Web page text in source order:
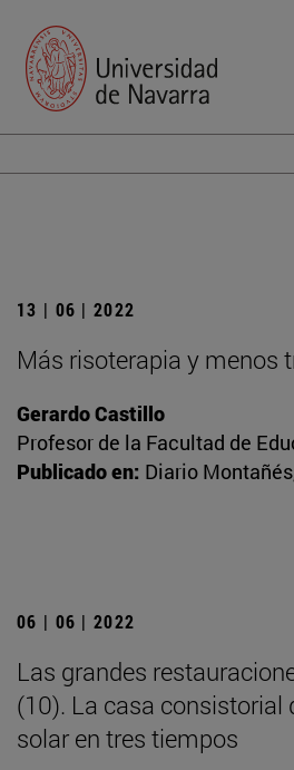
13 | 06 | 2022
Más risoterapia y menos
Gerardo Castillo
Profesor de la Facultad de
Publicado en: Diario
06 | 06 | 2022
Las grandes
(10). La casa consistorial
solar en tres tiempos